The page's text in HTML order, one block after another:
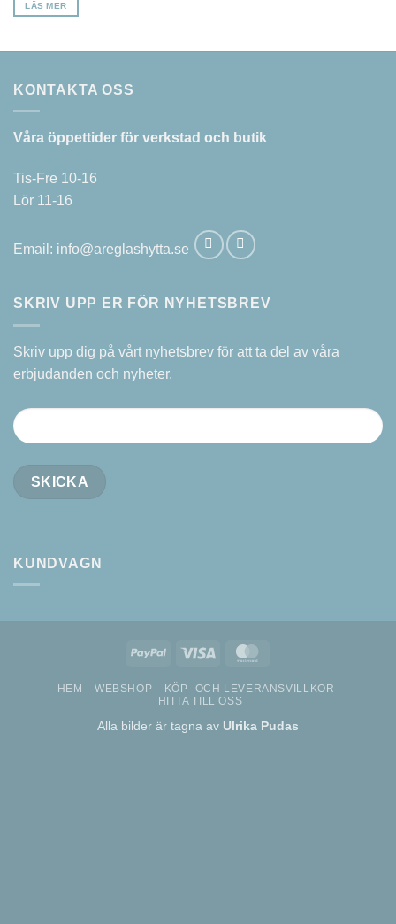
LÄS MER
KONTAKTA OSS
Våra öppettider för verkstad och butik
Tis-Fre 10-16
Lör 11-16
Email: info@areglashytta.se
SKRIV UPP ER FÖR NYHETSBREV
Skriv upp dig på vårt nyhetsbrev för att ta del av våra
erbjudanden och nyheter.
KUNDVAGN
PayPal Visa
HEM WEBSHOP
KÖP- OCH LEVERANSVILLKOR
HITTA TILL OSS
Alla bilder är tagna av Ulrika Pudas